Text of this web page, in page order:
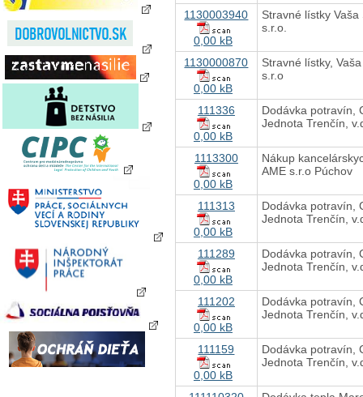
1130003940
0,00 kB
Stravné lístky Vaša
s.r.o.
1130000870
0,00 kB
Stravné lístky,
s.r.o
111336
0,00 kB
Dodávka potravín,
Jednota Trenčín,
1113300
0,00 kB
Nákup
AME s.r.o Púchov
111313
0,00 kB
Dodávka potravín,
Jednota Trenčín,
111289
0,00 kB
Dodávka potravín,
Jednota Trenčín,
111202
0,00 kB
Dodávka potravín,
Jednota Trenčín,
111159
0,00 kB
Dodávka potravín,
Jednota Trenčín,